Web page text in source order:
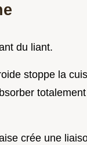
du liant.
stoppe la
crée une